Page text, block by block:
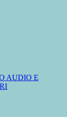
AUDIO E